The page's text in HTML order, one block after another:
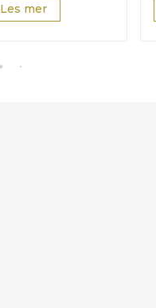
Les mer